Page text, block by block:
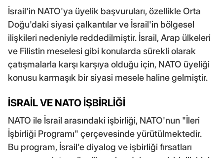
İsrail'in NATO'ya üyelik başvuruları, özellikle Orta
Doğu'daki siyasi çalkantılar ve İsrail'in bölgesel
ilişkileri nedeniyle reddedilmiştir. İsrail, Arap ülkeleri
ve Filistin meselesi gibi konularda sürekli olarak
çatışmalarla karşı karşıya olduğu için, NATO üyeliği
konusu karmaşık bir siyasi mesele haline gelmiştir.
İSRAİL VE NATO İŞBİRLİĞİ
NATO ile İsrail arasındaki işbirliği, NATO'nun "İleri
İşbirliği Programı" çerçevesinde yürütülmektedir.
Bu program, İsrail'e diyalog ve işbirliği fırsatları